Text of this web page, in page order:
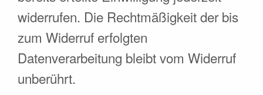
widerrufen. Die Rechtmäßigkeit der bis
zum Widerruf erfolgten
Datenverarbeitung bleibt vom Widerruf
unberührt.